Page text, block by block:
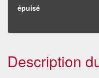
épuisé
Description